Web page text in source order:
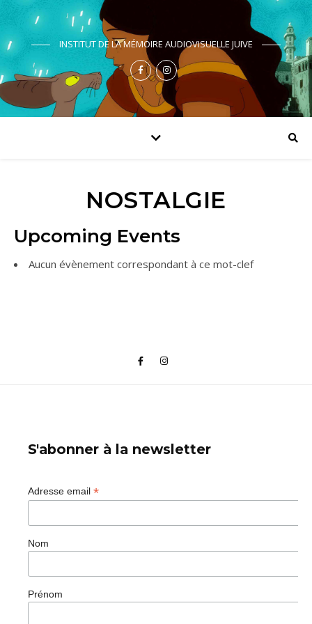
INSTITUT DE LA MÉMOIRE AUDIOVISUELLE JUIVE
NOSTALGIE
Upcoming Events
Aucun évènement correspondant à ce mot-clef
S'abonner à la newsletter
Adresse email *
Nom
Prénom